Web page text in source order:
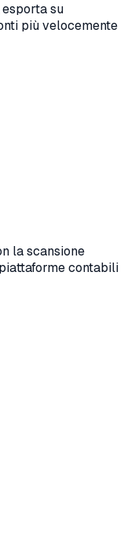
su
più velocemente
la scansione
contabili